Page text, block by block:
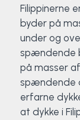
Filippinerne
byder på
under og
spændende
på masser
spændende
erfarne
at dykke i
Kajak
Klatring
Løb
OCR